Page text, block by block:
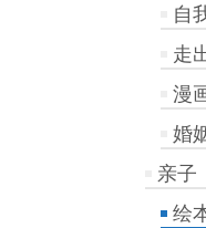
自
走
漫
婚
亲子
绘